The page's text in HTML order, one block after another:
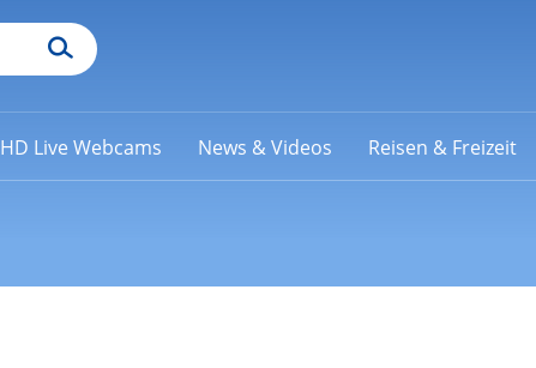
HD Live Webcams News & Videos Reisen & Freizeit